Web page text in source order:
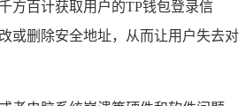
方百计获取用户的TP钱包登录信
或删除安全地址，从而让用户失去对